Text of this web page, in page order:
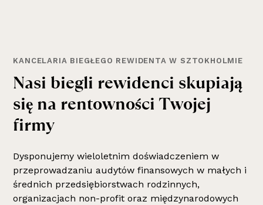
KANCELARIA BIEGŁEGO REWIDENTA W SZTOKHOLMIE
Nasi biegli rewidenci skupiają
się na rentowności Twojej
firmy
Dysponujemy wieloletnim doświadczeniem w
przeprowadzaniu audytów finansowych w małych i
średnich przedsiębiorstwach rodzinnych,
organizacjach non-profit oraz międzynarodowych